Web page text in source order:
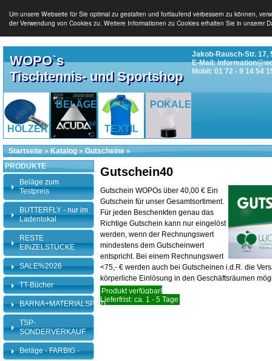
Um unsere Webseite für Sie optimal zu gestalten und fortlaufend verbessern zu können,
der Verwendung von Cookies zu. Weitere Informationen zu Cookies erhalten Sie in unserer
WOPO`s
Tischtennis- und Sportshop
Jakob-Rausch-Str. 17,
E-Mail:
Mobil: 01 72 - 9 14 54
HÖLZER
BELÄGE
TEXTIL
POKALE
Startseite » Katalog » Gutscheine»
Gutschein40
Gutschein WOPOs über 40,00 € Ein
Gutschein für unser Gesamtsortiment.
Für jeden Beschenkten genau das
Richtige Gutschein kann nur eingelöst
werden, wenn der Rechnungswert
mindestens dem Gutscheinwert
entspricht. Bei einem Rechnungswert
<75,- € werden auch bei Gutscheinen i.d.R. die
körperliche Einlösung in den Geschäftsräumen
Produkt verfügbar!
Lieferfrist: ca. 1 - 5 Tage
PRODUKTE
Beläge zum
Testpreis
BUTTERFLY - nur im
Ladenlokal
RESTE
EINZELSTÜCKE
SALE%2026
TT-Bücher
BARNA+MATERIALSPEZI
TSP-
SONDERVERKAUF
Beläge - FARBIG -